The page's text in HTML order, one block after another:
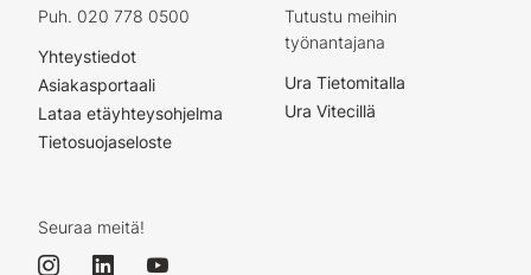
Puh. 020 778 0500
Yhteystiedot
Asiakasportaali
Lataa etäyhteysohjelma
Tietosuojaseloste
Tutustu meihin
työnantajana
Ura Tietomitalla
Ura Vitecillä
Seuraa meitä!